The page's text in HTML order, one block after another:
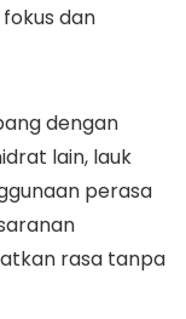
dan
dengan
lain, lauk
perasa
rasa tanpa